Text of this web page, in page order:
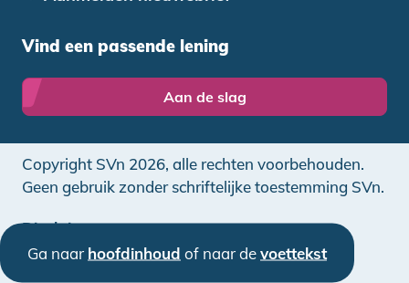
Vind een passende lening
Aan de slag
Copyright SVn 2026, alle rechten voorbehouden.
Geen gebruik zonder schriftelijke toestemming SVn.
Disclaimer
Ga naar hoofdinhoud of naar devoettekst